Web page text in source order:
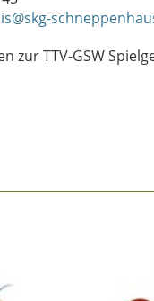
zur TTV-GSW